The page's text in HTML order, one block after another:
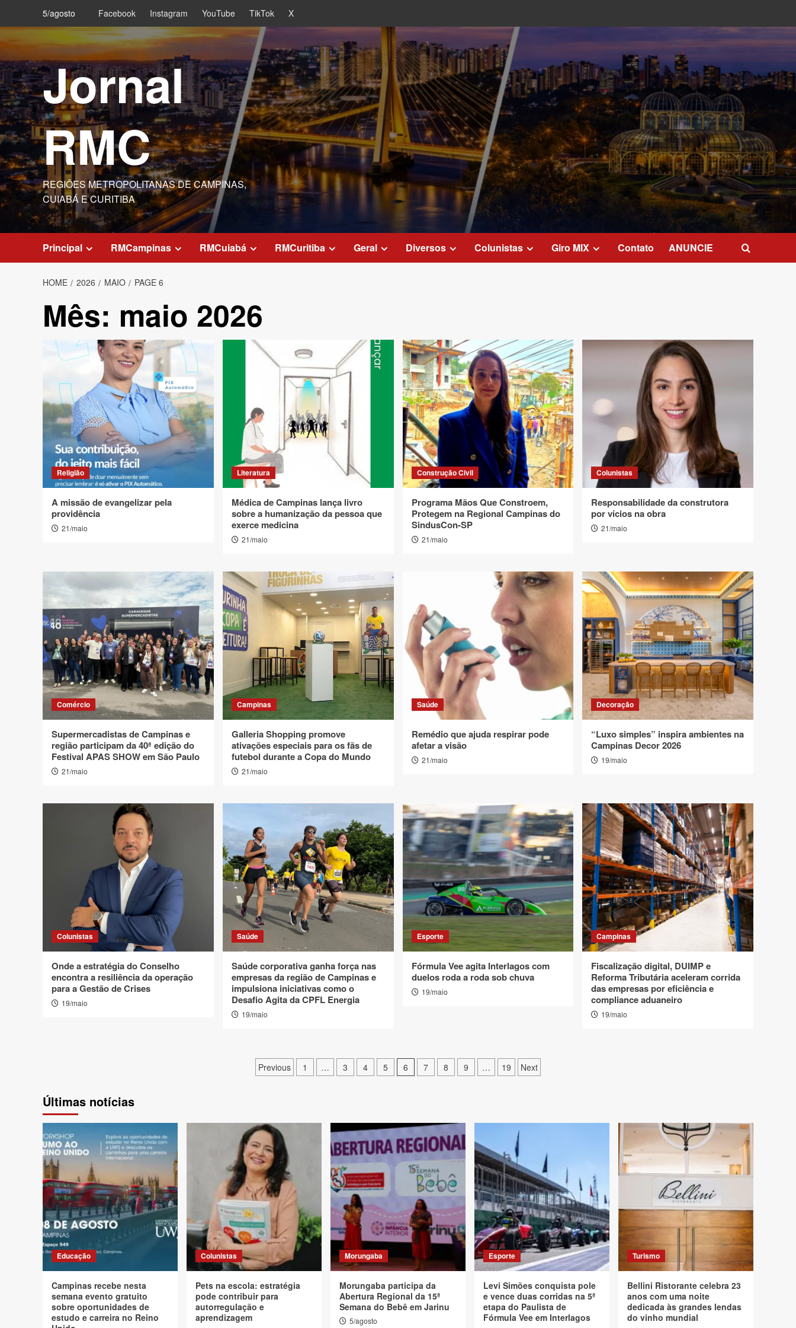
content
5/agosto Facebook Instagram YouTube TikTok X
Jornal
RMC
REGIÕES METROPOLITANAS DE CAMPINAS,
CUIABÁ E CURITIBA
Principal RMCampinas RMCuiabá RMCuritiba Geral Diversos Colunistas Giro MIX Contato ANUNCIE
HOME 2026 MAIO PAGE 6
Mês: maio 2026
Religião
A missão de evangelizar pela
providência
21/maio
Literatura
Médica de Campinas lança livro
sobre a humanização da pessoa que
exerce medicina
21/maio
Construção Civil
Programa Mãos Que Constroem,
Protegem na Regional Campinas do
SindusCon-SP
21/maio
Colunistas
Responsabilidade da construtora
por vícios na obra
21/maio
Comércio
Supermercadistas de Campinas e
região participam da 40ª edição do
Festival APAS SHOW em São Paulo
21/maio
Campinas
Galleria Shopping promove
ativações especiais para os fãs de
futebol durante a Copa do Mundo
21/maio
Saúde
Remédio que ajuda respirar pode
afetar a visão
21/maio
Decoração
“Luxo simples” inspira ambientes na
Campinas Decor 2026
19/maio
Colunistas
Onde a estratégia do Conselho
encontra a resiliência da operação
para a Gestão de Crises
19/maio
Saúde
Saúde corporativa ganha força nas
empresas da região de Campinas e
impulsiona iniciativas como o
Desafio Agita da CPFL Energia
19/maio
Esporte
Fórmula Vee agita Interlagos com
duelos roda a roda sob chuva
19/maio
Campinas
Fiscalização digital, DUIMP e
Reforma Tributária aceleram corrida
das empresas por eficiência e
compliance aduaneiro
19/maio
Paginação
Previous 1 … 3 4 5 6 7 8 9 … 19 Next
Últimas notícias
Educação
Campinas recebe nesta
semana evento gratuito
sobre oportunidades de
estudo e carreira no Reino
Colunistas
Pets na escola: estratégia
pode contribuir para
autorregulação e
aprendizagem
Morungaba
Morungaba participa da
Abertura Regional da 15ª
Semana do Bebê em Jarinu
5/agosto
Esporte
Levi Simões conquista pole
e vence duas corridas na 5ª
etapa do Paulista de
Fórmula Vee em Interlagos
Turismo
Bellini Ristorante celebra 23
anos com uma noite
dedicada às grandes lendas
do vinho mundial